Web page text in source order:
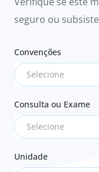
seguro ou
Convenções
Selecione
Consulta ou Exame
Selecione
Unidade